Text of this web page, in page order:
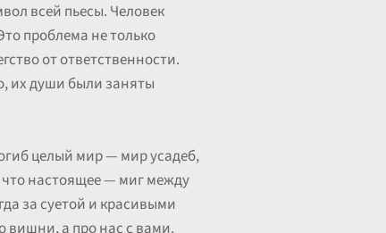
всей пьесы. Человек
проблема не только
от ответственности.
их души были заняты
целый мир — мир усадеб,
что настоящее — миг между
за суетой и красивыми
вишни, а про нас с вами.